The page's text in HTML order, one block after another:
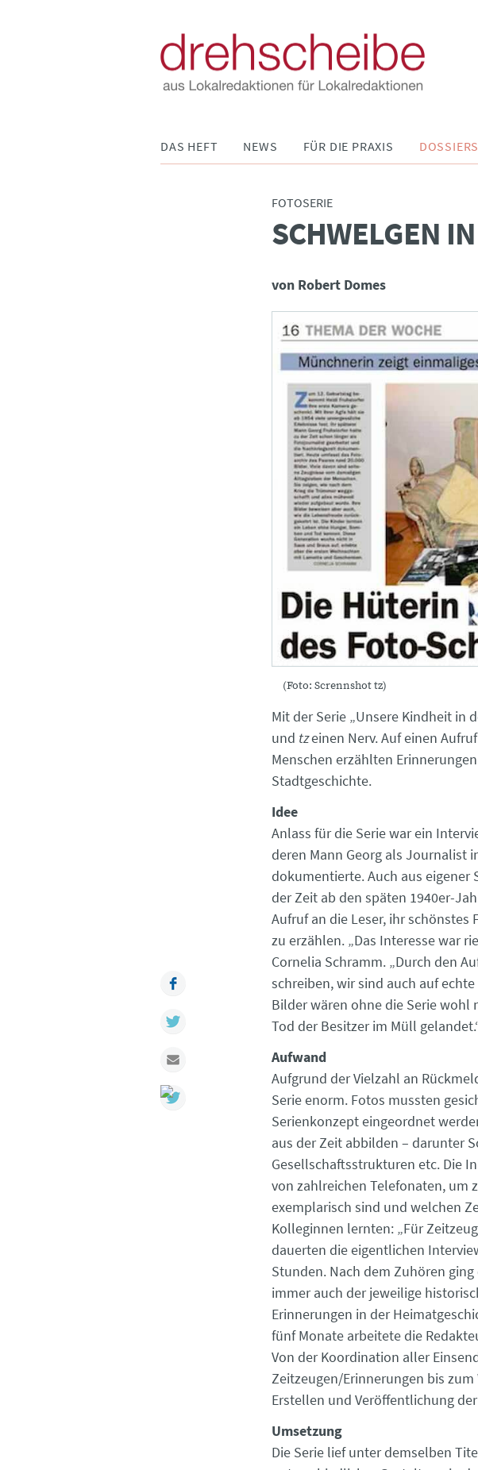
DAS HEFT NEWS FÜR DIE PRAXIS DOSSIERS
FOTOSERIE
:SCHWELGEN
von Robert Domes
(Foto: Scrennshot tz)
Mit der Serie „Unsere Kindheit in
und tzeinen Nerv. Auf einen
Menschen erzählten
Stadtgeschichte.
Idee
Anlass für die Serie war ein
deren Mann Georg als Journalist
dokumentierte. Auch aus eigener
der Zeit ab den späten 1940er-
Aufruf an die Leser, ihr schönstes
zu erzählen. „Das Interesse war
Cornelia Schramm. „Durch den
schreiben, wir sind auch auf
Bilder wären ohne die Serie wohl
Tod der Besitzer im Müll
Aufwand
Aufgrund der Vielzahl an
Serie enorm. Fotos mussten
Serienkonzept eingeordnet
aus der Zeit abbilden – darunter
Gesellschaftsstrukturen etc. Die
von zahlreichen Telefonaten, um
exemplarisch sind und welchen
Kolleginnen lernten: „Für
dauerten die eigentlichen
Stunden. Nach dem Zuhören
immer auch der jeweilige
Erinnerungen in der
fünf Monate arbeitete die
Von der Koordination aller
Zeitzeugen/Erinnerungen bis
Erstellen und Veröffentlichung
Umsetzung
Die Serie lief unter demselben